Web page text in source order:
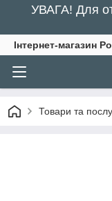
УВАГА! Для
Інтернет-магазин
Товари та